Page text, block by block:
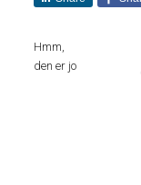
Hmm,
den er jo